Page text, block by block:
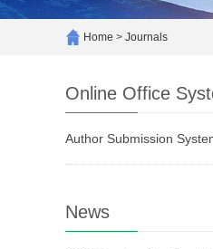
Home > Journals
Online Office
Author Submission
News